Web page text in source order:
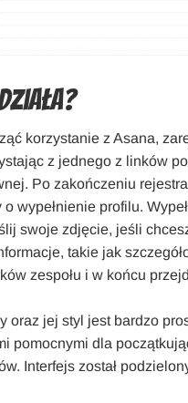
korzystanie z Asana,
z jednego z linków
Po zakończeniu
o wypełnienie profilu.
swoje zdjęcie, jeśli
takie jak
zespołu i w końcu
oraz jej styl jest bardzo
pomocnymi dla
Interfejs został